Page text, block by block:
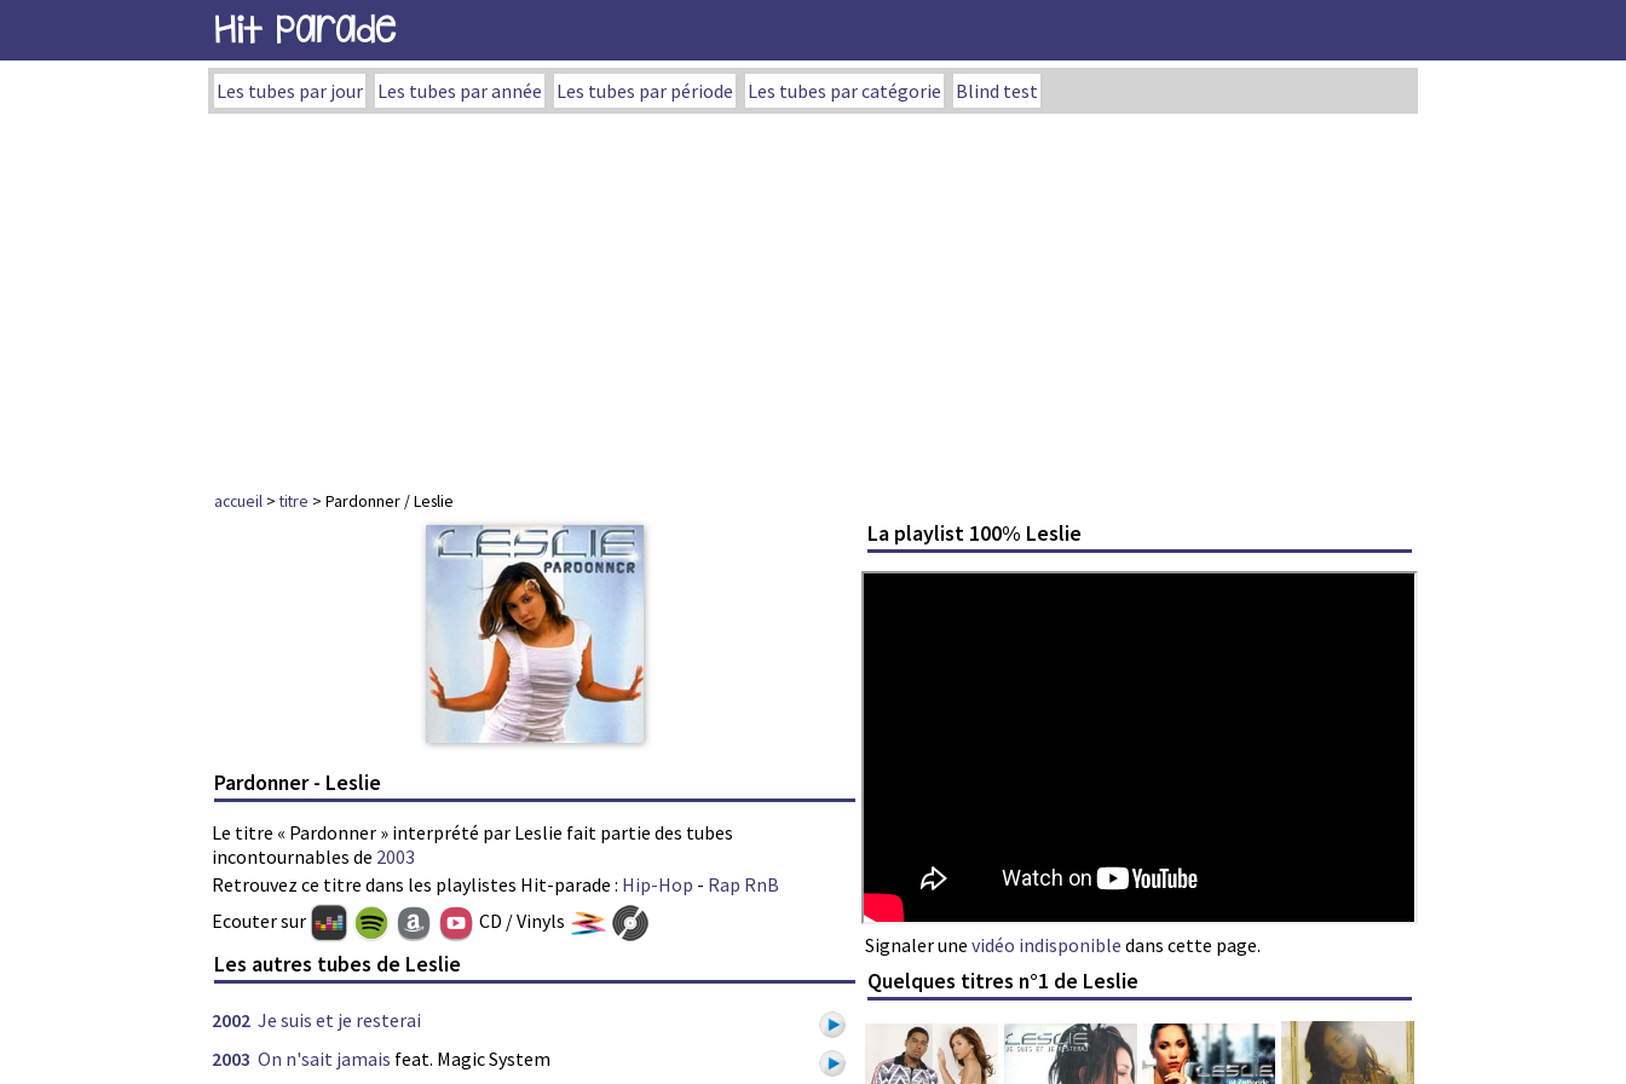
Hit Parade
Les tubes par jour Les tubes par année Les tubes par période Les tubes par catégorie Blind test
accueil >titre > Pardonner / Leslie
Pardonner - Leslie
Le titre « Pardonner » interprété par Leslie fait partie des tubes
incontournables de 2003
Retrouvez ce titre dans les playlistes Hit-parade : Hip-Hop - Rap RnB
La playlist 100% Leslie
Signaler une vidéo indisponible dans cette page.
Ecouter sur CD / Vinyls
Les autres tubes de Leslie
2002 Je suis et je resterai
2003 On n'sait jamais feat. Magic System
Quelques titres n°1 de Leslie